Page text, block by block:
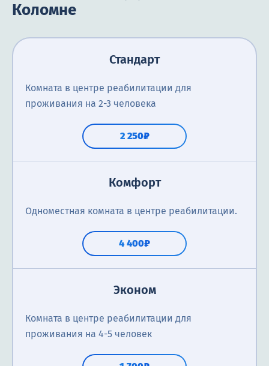
Коломне
Стандарт
Комната в центре реабилитации для
проживания на 2-3 человека
2 250₽
Комфорт
Одноместная комната в центре реабилитации.
4 400₽
Эконом
Комната в центре реабилитации для
проживания на 4-5 человек